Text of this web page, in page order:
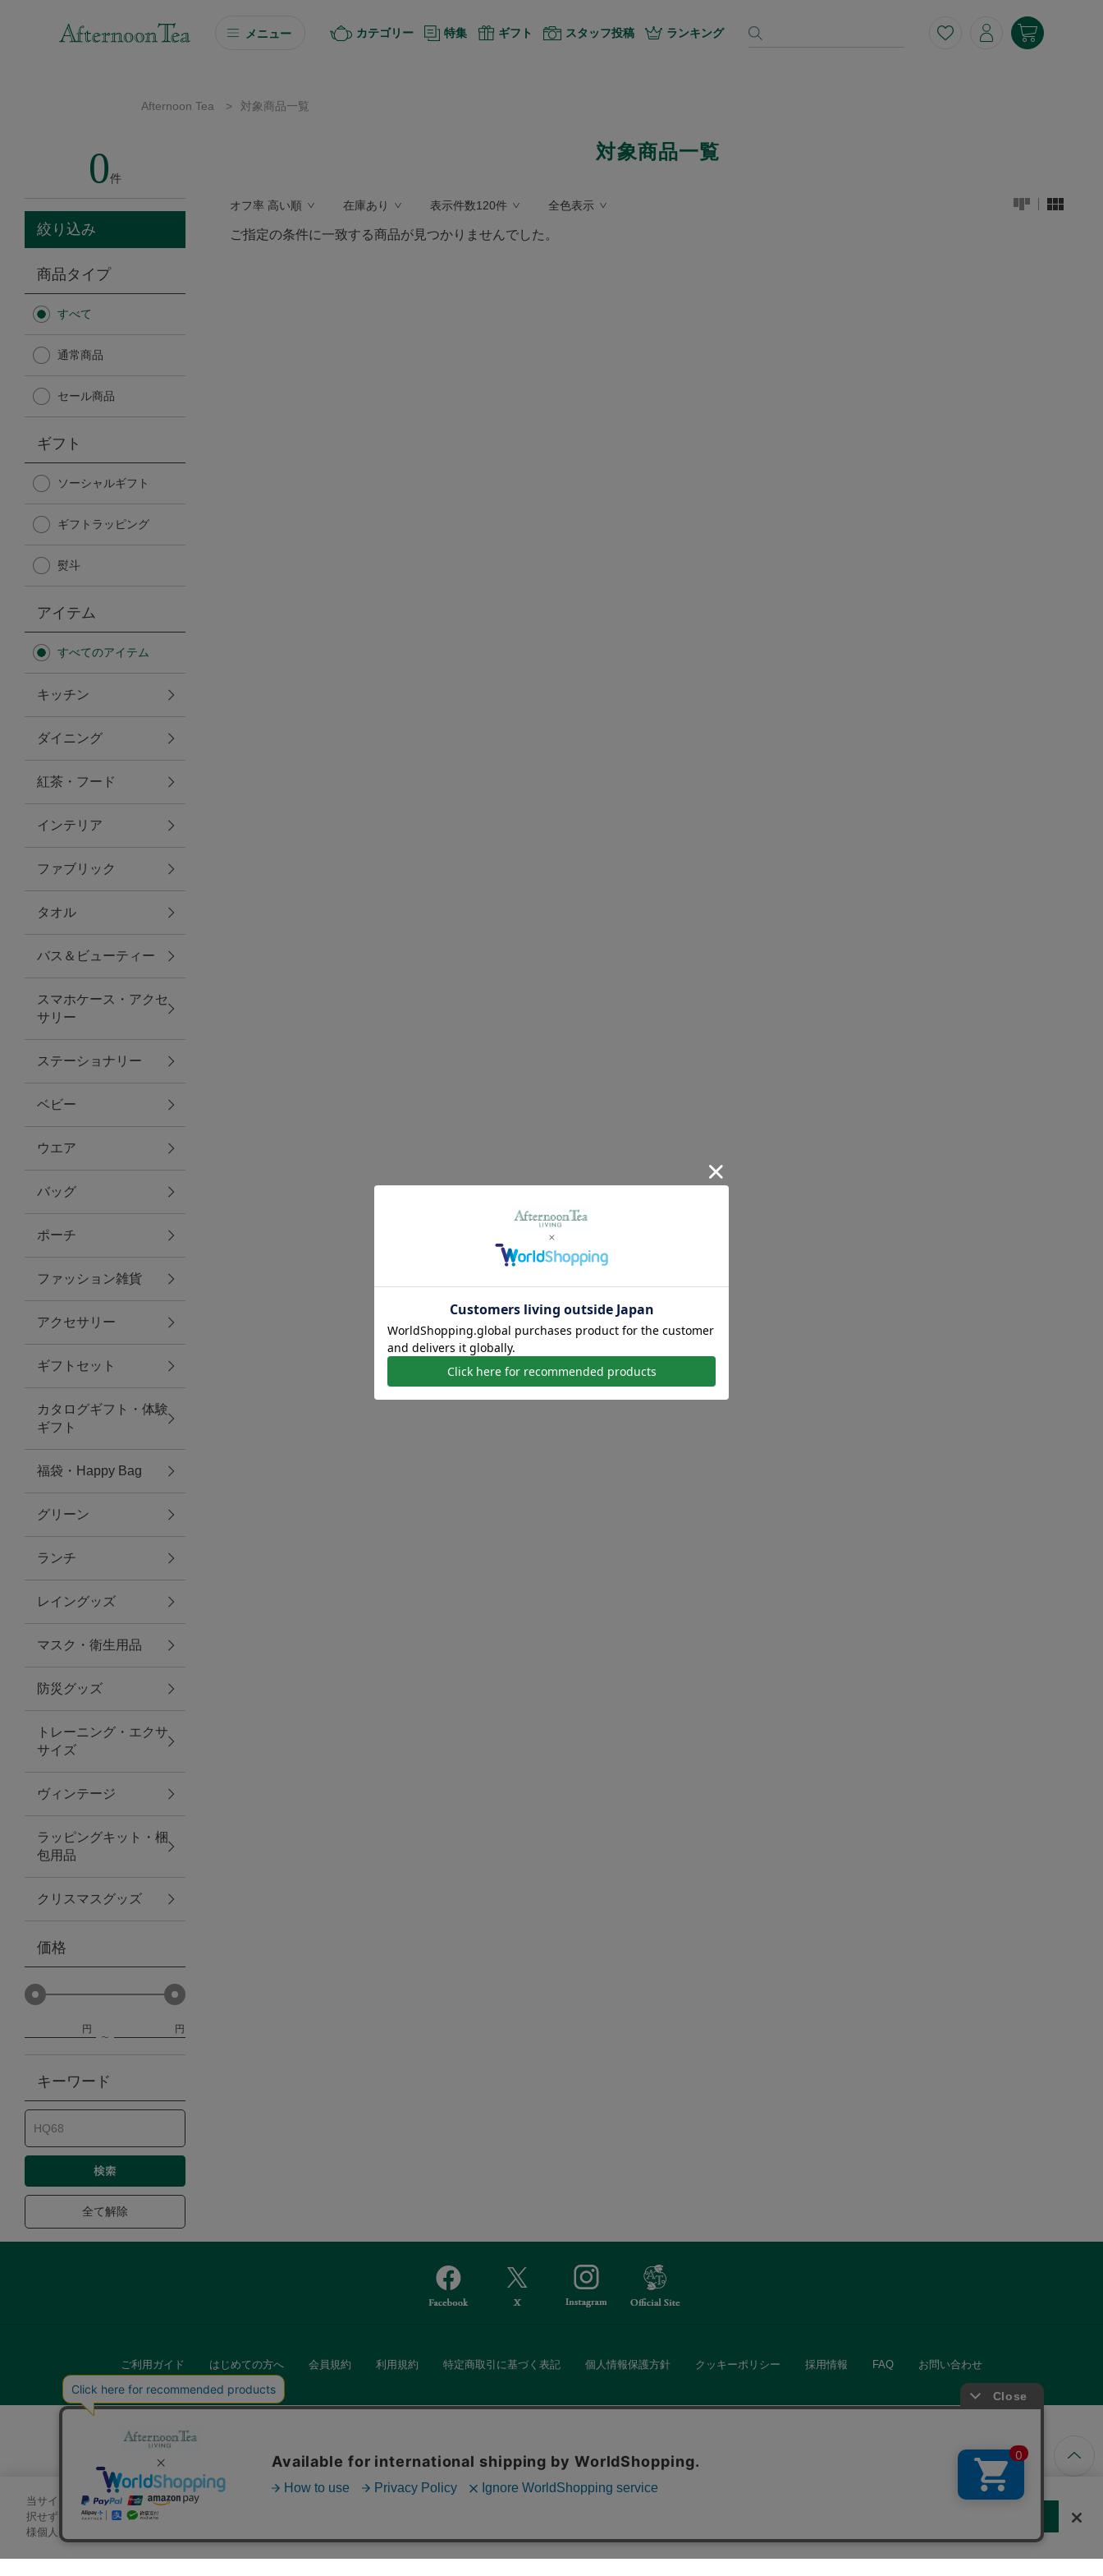
メニュー
ソーシャルギフト
カタログギフト
Afternoon Tea TEAROOM
Afternoon Tea TEAROOM
日傘
保冷バッグ
無重力シリーズ
トラベルグッズ
ランチ
バッグ
キッチン・ダイニング
ダイニング
キッチン
ファブリック
グリーン
バス＆ビューティー
バス＆ビューティー
タオル
ウエア＆バッグ
ウエア
レイングッズ
アクセサリー
ファッション雑貨
ファッショングッズ
スマホケース・アクセサリー
ポーチ
ステーショナリー
その他
紅茶・フード
防災グッズ・非常食
トレーニング
ヴィンテージ
カテゴリー 特集 ギフト スタッフ投稿 ランキング
Afternoon Tea > 対象商品一覧
0件
絞り込み
商品タイプ
すべて
通常商品
セール商品
ギフト
ソーシャルギフト
ギフトラッピング
熨斗
アイテム
すべてのアイテム
キッチン
ダイニング
紅茶・フード
インテリア
ファブリック
タオル
バス＆ビューティー
スマホケース・アクセ
サリー
ステーショナリー
ベビー
ウエア
バッグ
ポーチ
ファッション雑貨
アクセサリー
ギフトセット
カタログギフト・体験
ギフト
福袋・Happy Bag
グリーン
ランチ
レイングッズ
マスク・衛生用品
防災グッズ
トレーニング・エクサ
サイズ
ヴィンテージ
ラッピングキット・梱
包用品
クリスマスグッズ
価格
円 円
キーワード
全て解除
対象商品一覧
オフ率 高い順 在庫あり 表示件数120件 全色表示
ご指定の条件に一致する商品が見つかりませんでした。
ご利用ガイド はじめての方へ 会員規約 利用規約 特定商取引に基づく表記 個人情報保護方針 クッキーポリシー 採用情報 FAQ お問い合わせ
当サイトでは、サイトの利便性向上のためにクッキーを使用いたします。ボタンから同意の可否を選択してください。選
択せずにページを移動した場合、クッキーの使用に同意したことになります。クッキーを通じて収集する情報には「お客
様個人を特定できる情報」は一切含まれておりません。詳細は